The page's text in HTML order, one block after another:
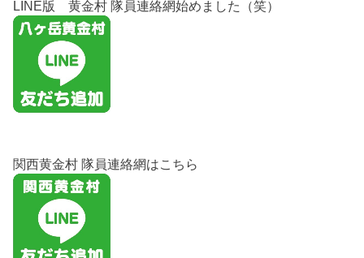
LINE版 黄金村 隊員連絡網始めました（笑）
関西黄金村 隊員連絡網はこちら